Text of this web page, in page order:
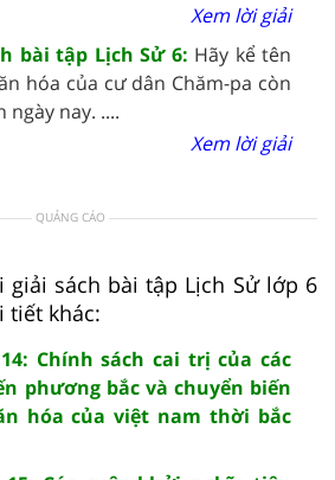
Xem lời giải
bài tập Lịch Sử 6: Hãy kể tên
hóa của cư dân Chăm-pa còn
nay. ....
Xem lời giải
QUẢNG CÁO
giải sách bài tập Lịch Sử lớp 6
tiết khác:
Chính sách cai trị của các
phương bắc và chuyển biến
hóa của việt nam thời bắc